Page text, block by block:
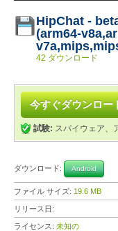
HipChat -
(arm64-
42 ダウンロード
今すぐダウンロー
試験: スパイウェア、
ダウンロード: Android
ファイル サイズ: 19.6 MB
リリース日:
ライセンス: 未知の